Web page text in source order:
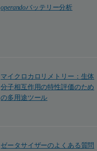
operandoバッテリー分析
マイクロカロリメトリー：生体
分子相互作用の特性評価のため
の多用途ツール
ゼータサイザーのよくある質問